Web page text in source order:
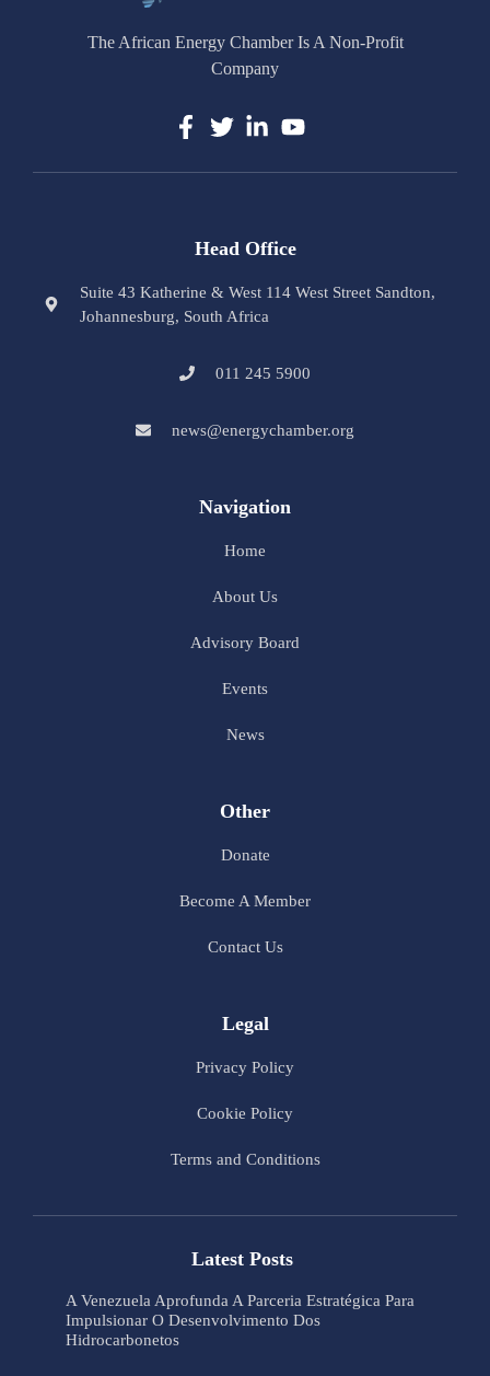
The African Energy Chamber Is A Non-Profit
Company
Head Office
Suite 43 Katherine & West 114 West Street Sandton,
Johannesburg, South Africa
011 245 5900
news@energychamber.org
Navigation
Home
About Us
Advisory Board
Events
News
Other
Donate
Become A Member
Contact Us
Legal
Privacy Policy
Cookie Policy
Terms and Conditions
Latest Posts
A Venezuela Aprofunda A Parceria Estratégica Para
Impulsionar O Desenvolvimento Dos
Hidrocarbonetos